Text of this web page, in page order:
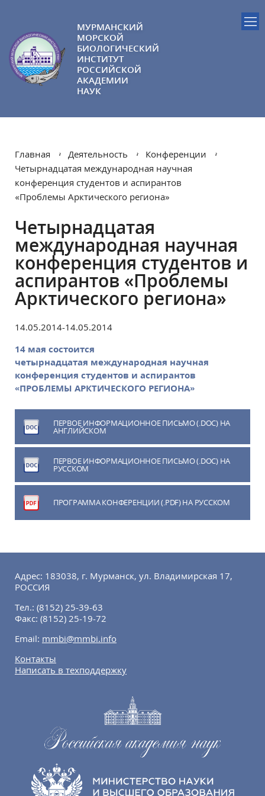
МУРМАНСКИЙ
МОРСКОЙ
БИОЛОГИЧЕСКИЙ
ИНСТИТУТ
РОССИЙСКОЙ
АКАДЕМИИ
НАУК
Главная Деятельность
Конференции
Четырнадцатая международная научная
конференция студентов и аспирантов
«Проблемы Арктического региона»
Четырнадцатая
международная научная
конференция студентов и
аспирантов «Проблемы
Арктического региона»
14.05.2014-14.05.2014
14 мая состоится
четырнадцатая международная научная
конференция студентов и аспирантов
«ПРОБЛЕМЫ АРКТИЧЕСКОГО РЕГИОНА»
ПЕРВОЕ ИНФОРМАЦИОННОЕ ПИСЬМО (.DOC) НА
АНГЛИЙСКОМ
ПЕРВОЕ ИНФОРМАЦИОННОЕ ПИСЬМО (.DOC) НА
РУССКОМ
ПРОГРАММА КОНФЕРЕНЦИИ (.PDF) НА РУССКОМ
Адрес: 183038, г. Мурманск, ул. Владимирская 17,
РОССИЯ
Тел.: (8152) 25-39-63
Факс: (8152) 25-19-72
Email: mmbi@mmbi.info
Контакты
Написать в техподдержку